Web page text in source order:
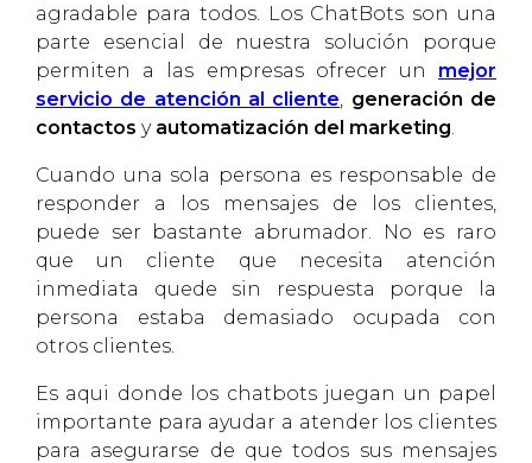
agradable para todos. Los ChatBots son una
parte esencial de nuestra solución porque
permiten a las empresas ofrecer un mejor
servicio de atención al cliente
generación de
contactos y automatización del marketing
Cuando una sola persona es responsable de
responder a los mensajes de los clientes,
puede ser bastante abrumador. No es raro
que un cliente que necesita atención
inmediata quede sin respuesta porque la
persona estaba demasiado ocupada con
otros clientes.
Es aqui donde los chatbots juegan un papel
importante para ayudar a atender los clientes
para asegurarse de que todos sus mensajes